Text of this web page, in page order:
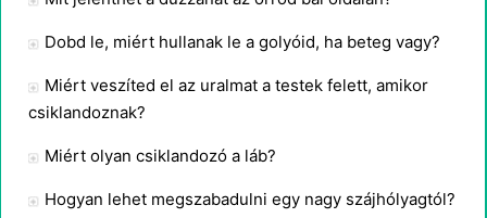
Dobd le, miért hullanak le a golyóid, ha beteg vagy?
Miért veszíted el az uralmat a testek felett, amikor
csiklandoznak?
Miért olyan csiklandozó a láb?
Hogyan lehet megszabadulni egy nagy szájhólyagtól?